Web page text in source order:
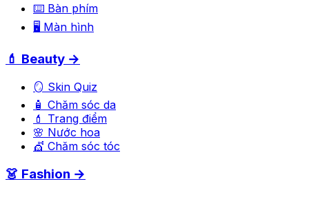
⌨️ Bàn phím
🖥️ Màn hình
💄 Beauty →
🪞 Skin Quiz
🧴 Chăm sóc da
💄 Trang điểm
🌸 Nước hoa
💇 Chăm sóc tóc
👗 Fashion →